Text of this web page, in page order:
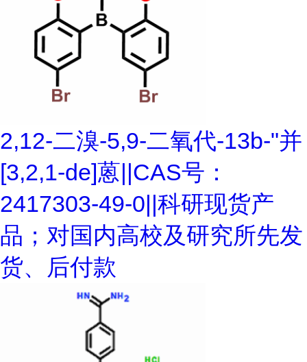
2,12-二溴-5,9-二氧代-13b-"并
[3,2,1-de]蒽||CAS号：
2417303-49-0||科研现货产
品；对国内高校及研究所先发
货、后付款